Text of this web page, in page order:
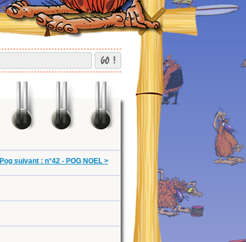
GO !
Pog suivant : n°42 - POG NOEL >